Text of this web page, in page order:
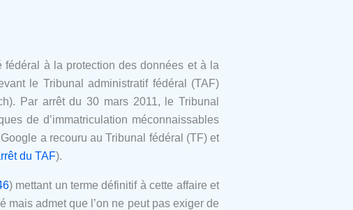
fédéral à la protection des données et à la
le Tribunal administratif fédéral (TAF)
Par arrêt du 30 mars 2011, le Tribunal
de d’immatriculation méconnaissables
a recouru au Tribunal fédéral (TF) et
du TAF).
) mettant un terme définitif à cette affaire et
admet que l’on ne peut pas exiger de